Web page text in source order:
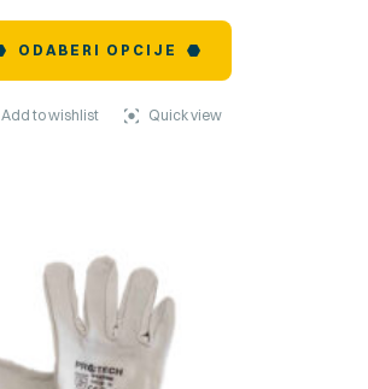
ODABERI OPCIJE
Add to wishlist Quick view